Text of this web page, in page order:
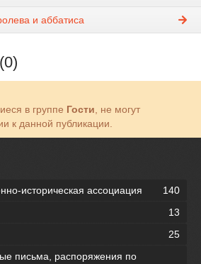
и аббатиса
в группе Гости , не могут
к данной публикации.
историческая ассоциация
140
13
25
письма, распоряжения по